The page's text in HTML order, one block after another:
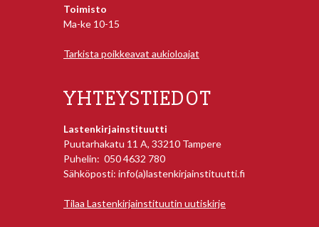
Toimisto
Ma-ke 10-15
Tarkista poikkeavat aukioloajat
YHTEYSTIEDOT
Lastenkirjainstituutti
Puutarhakatu 11 A, 33210 Tampere
Puhelin: 050 4632 780
Sähköposti: info(a)lastenkirjainstituutti.fi
Tilaa Lastenkirjainstituutin uutiskirje